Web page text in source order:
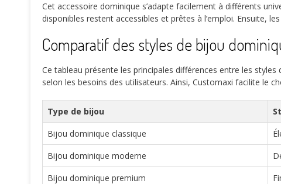
Cet accessoire dominique s’adapte facilement à différents
disponibles restent accessibles et prêtes à l’emploi. Ensuite,
Comparatif des styles de bijou
Ce tableau présente les principales différences entre les
selon les besoins des utilisateurs. Ainsi, Customaxi facilite le
Type de bijou
Bijou dominique classique
Bijou dominique moderne
Bijou dominique premium